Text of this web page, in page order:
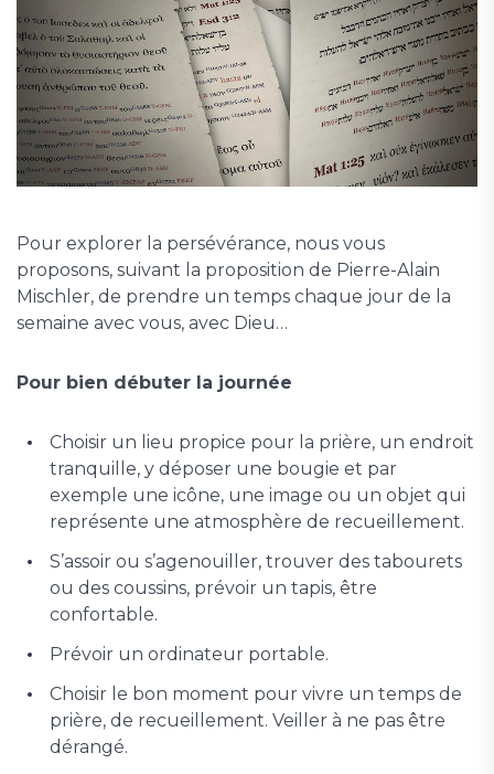
Pour explorer la persévérance, nous vous
proposons, suivant la proposition de Pierre-Alain
Mischler, de prendre un temps chaque jour de la
semaine avec vous, avec Dieu…
Pour bien débuter la journée
Choisir un lieu propice pour la prière, un endroit
tranquille, y déposer une bougie et par
exemple une icône, une image ou un objet qui
représente une atmosphère de recueillement.
S’assoir ou s’agenouiller, trouver des tabourets
ou des coussins, prévoir un tapis, être
confortable.
Prévoir un ordinateur portable.
Choisir le bon moment pour vivre un temps de
prière, de recueillement. Veiller à ne pas être
dérangé.